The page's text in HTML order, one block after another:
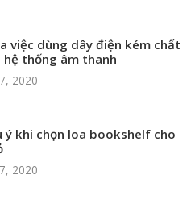
việc dùng dây điện kém chất
thống âm thanh
2020
ý khi chọn loa bookshelf cho
2020